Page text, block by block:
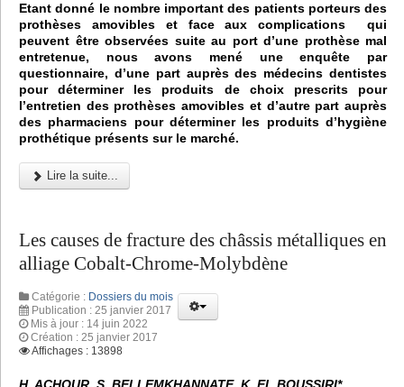
Etant donné le nombre important des patients porteurs des
prothèses amovibles et face aux complications qui
peuvent être observées suite au port d’une prothèse mal
entretenue, nous avons mené une enquête par
questionnaire, d’une part auprès des médecins dentistes
pour déterminer les produits de choix prescrits pour
l’entretien des prothèses amovibles et d’autre part auprès
des pharmaciens pour déterminer les produits d’hygiène
prothétique présents sur le marché.
Lire la suite...
Les causes de fracture des châssis métalliques en
alliage Cobalt-Chrome-Molybdène
Catégorie : Dossiers du mois
Publication : 25 janvier 2017
Mis à jour : 14 juin 2022
Création : 25 janvier 2017
Affichages : 13898